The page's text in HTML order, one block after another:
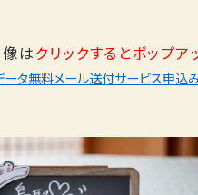
はクリックするとポップ
ータ無料メール送付サービス申込